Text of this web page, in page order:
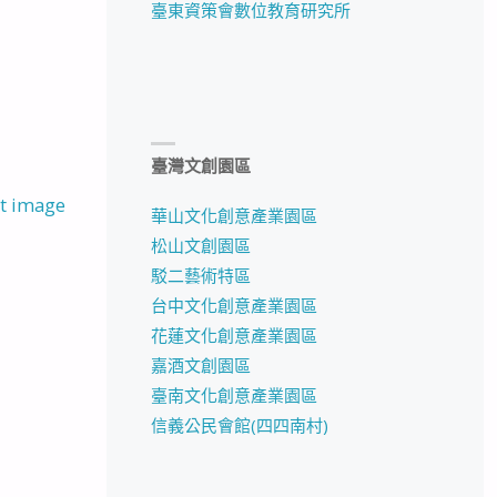
image
臺東資策會數位教育研究所
臺灣文創園區
華山文化創意產業園區
松山文創園區
駁二藝術特區
台中文化創意產業園區
花蓮文化創意產業園區
嘉酒文創園區
臺南文化創意產業園區
信義公民會館(四四南村)